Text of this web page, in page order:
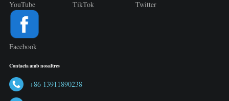
YouTube TikTok Twitter
Facebook
Contacta amb nosaltres
+86 13911890238